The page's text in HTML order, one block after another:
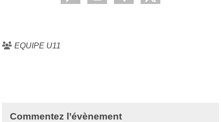
EQUIPE U11
Commentez l’évènement